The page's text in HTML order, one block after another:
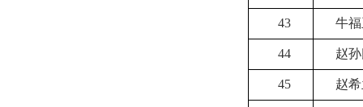
43 牛
44 赵
45 赵